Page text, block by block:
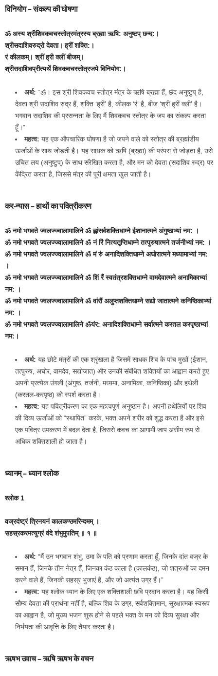
विनियोग – संकल्प की घोषणा
ॐ अस्य श्रीशिवकवचस्तोत्रमंत्रस्य ब्रह्मा ऋषि: अनुष्टप् छन्द:।
श्रीसदाशिवरुद्रो देवता। ह्रीं शक्‍ति:।
रं कीलकम्। श्रीं ह्री क्लीं बीजम्।
श्रीसदाशिवप्रीत्यर्थे शिवकवचस्तोत्रजपे विनियोग:।
अर्थ: “ॐ। इस श्री शिवकवच स्तोत्र मंत्र के ऋषि ब्रह्मा हैं, छंद अनुष्टुप् है,
देवता श्री सदाशिव रुद्र हैं, शक्ति ‘ह्रीं’ है, कीलक ‘रं’ है, बीज ‘श्रीं ह्रीं क्लीं’ है।
भगवान सदाशिव की प्रसन्नता के लिए मैं शिवकवच स्तोत्र के जप का संकल्प करता
हूँ।”
महत्व: यह एक औपचारिक घोषणा है जो जपने वाले को स्तोत्र की ब्रह्मांडीय
ऊर्जाओं के साथ जोड़ती है। यह साधक को ऋषि (ब्रह्मा) की परंपरा से जोड़ता है, उसे
उचित लय (अनुष्टुप्) के साथ संरेखित करता है, और मन को देवता (सदाशिव रुद्र) पर
केंद्रित करता है, जिससे मंत्र की पूरी क्षमता खुल जाती है।
कर-न्यास – हाथों का पवित्रीकरण
ॐ नमो भगवते ज्वलज्ज्वालामालिने ॐ ह्लांसर्वशक्तिधाम्ने ईशानात्मने अंगुष्ठाभ्यां नम: ।
ॐ नमो भगवते ज्वलज्ज्वालामालिने ॐ नं रिं नित्यतृप्तिधाम्ने तत्पुरुषात्मने तर्जनीभ्यां नम: ।
ॐ नमो भगवते ज्वलज्ज्वालामालिने ॐ मं रुं अनादिशक्‍तिधाम्ने अघोरात्मने मध्यामाभ्यां नम:
।
ॐ नमो भगवते ज्वलज्ज्वालामालिने ॐ शिं रैं स्वतंत्रशक्तिधाम्ने वामदेवात्मने अनामिकाभ्यां
नम: ।
ॐ नमो भगवते ज्वलज्ज्वालामालिने ॐ वांरौं अलुप्तशक्तिधाम्ने सद्यो जातात्मने कनिष्ठिकाभ्यां
नम: ।
ॐ नमो भगवते ज्वलज्ज्वालामालिने ॐयंर: अनादिशक्तिधाम्ने सर्वात्मने करतल करपृष्ठाभ्यां
नम:।
अर्थ: यह छोटे मंत्रों की एक श्रृंखला है जिसमें साधक शिव के पांच मुखों (ईशान,
तत्पुरुष, अघोर, वामदेव, सद्योजात) और उनकी संबंधित शक्तियों का आह्वान करते हुए
अपनी प्रत्येक उंगली (अंगुष्ठ, तर्जनी, मध्यमा, अनामिका, कनिष्ठिका) और हथेली
(करतल-करपृष्ठ) को स्पर्श करता है।
महत्व: यह पवित्रीकरण का एक महत्वपूर्ण अनुष्ठान है। अपनी हथेलियों पर शिव
की दिव्य ऊर्जाओं को “स्थापित” करके, भक्त अपने शरीर को शुद्ध करता है और इसे
एक पवित्र उपकरण में बदल देता है, जिससे कवच का आगामी जाप असीम रूप से
अधिक शक्तिशाली हो जाता है।
ध्यानम् – ध्यान श्लोक
श्लोक 1
वज्रदंष्ट्रं त्रिनयनं कालकण्ठमरिन्दमम् ।
सहस्रकरमत्युग्रं वंदे शंभुमुपतिम् ॥ १ ॥
अर्थ: “मैं उन भगवान शंभु, उमा के पति को प्रणाम करता हूँ, जिनके दांत वज्र के
समान हैं, जिनके तीन नेत्र हैं, जिनका कंठ काला है (कालकंठ), जो शत्रुओं का दमन
करने वाले हैं, जिनकी सहस्र भुजाएं हैं, और जो अत्यंत उग्र हैं।”
महत्व: यह श्लोक ध्यान के लिए एक शक्तिशाली छवि प्रदान करता है। यह किसी
सौम्य देवता की प्रार्थना नहीं है, बल्कि शिव के उग्र, सर्वशक्तिमान, सुरक्षात्मक स्वरूप
का आह्वान है, जो मुख्य भजन शुरू होने से पहले भक्त के मन को दिव्य सुरक्षा और
निर्भयता की आवृत्ति के लिए तैयार करता है।
ऋषभ उवाच – ऋषि ऋषभ के वचन